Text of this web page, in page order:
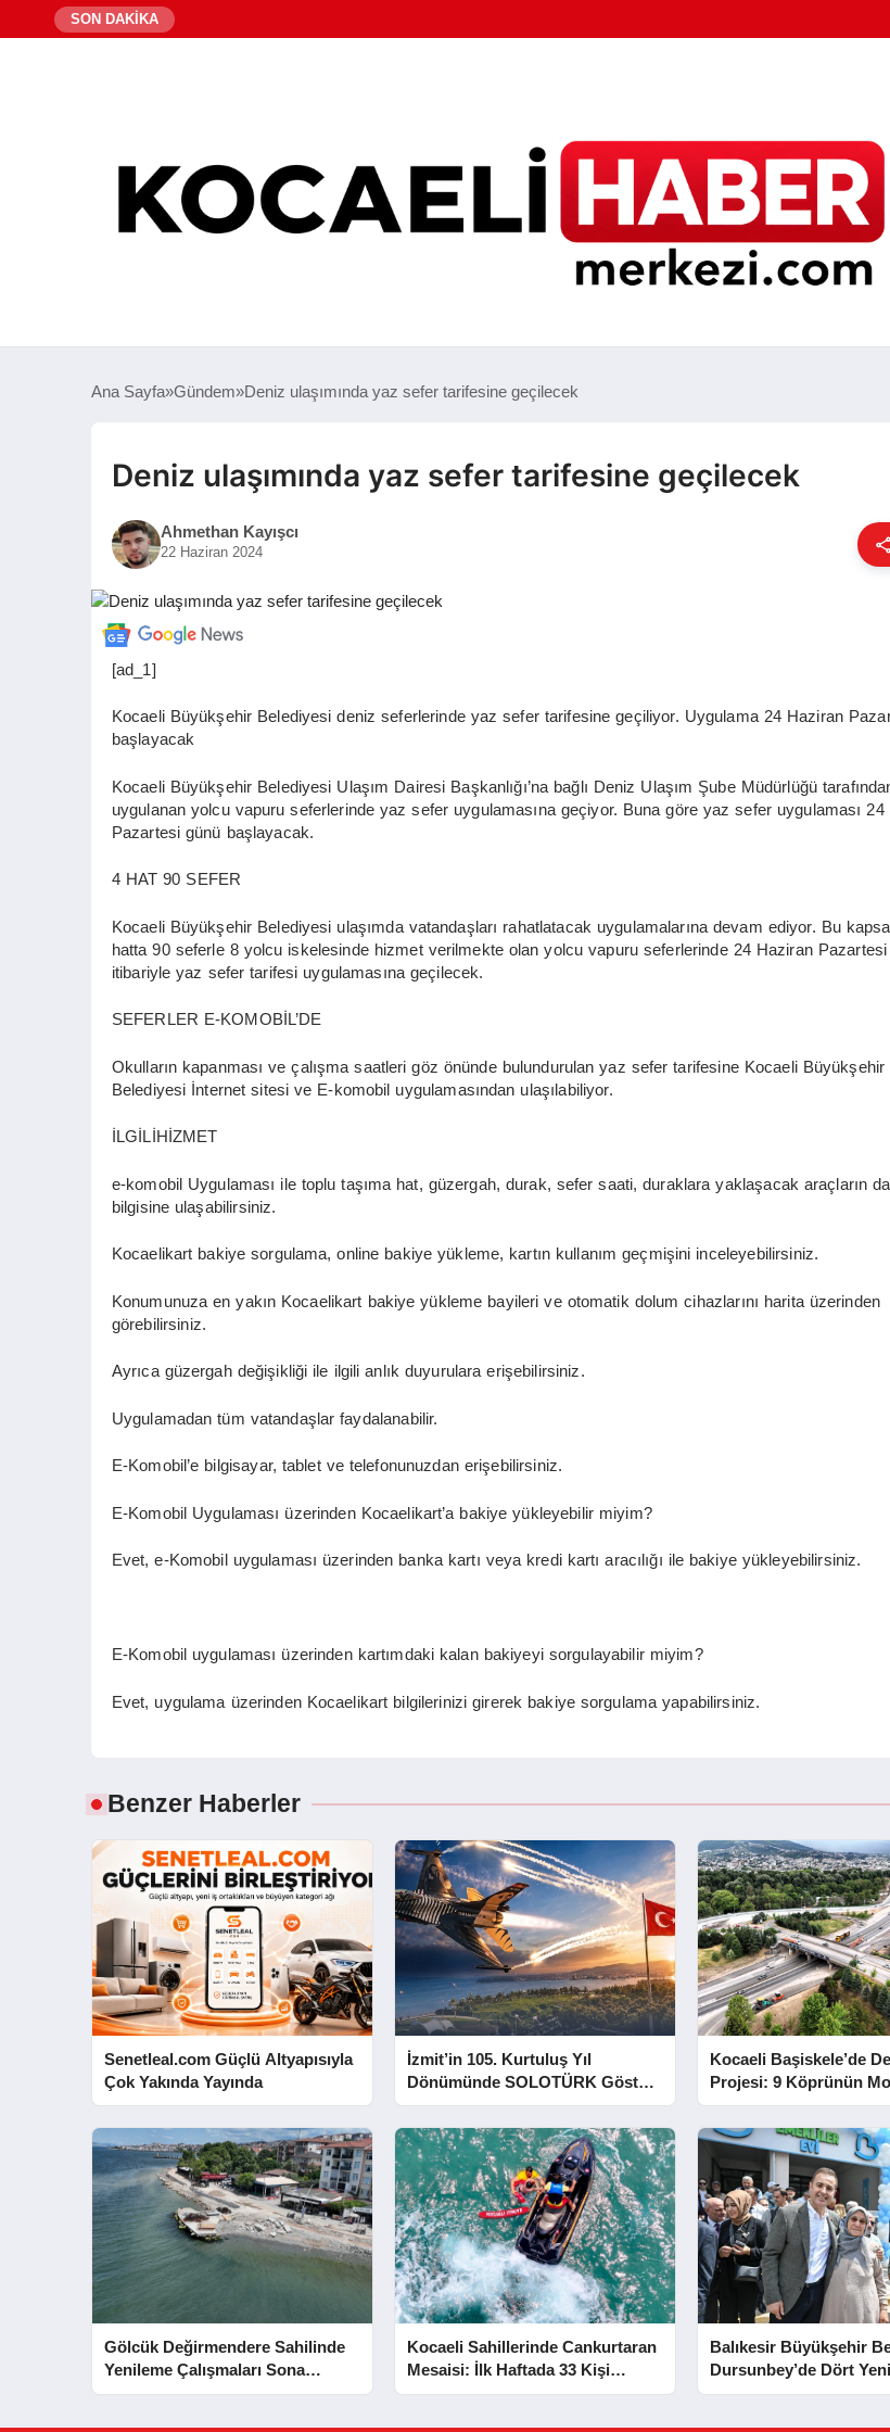
SON DAKİKA
Ana Sayfa Gündem Deniz ulaşımında yaz sefer tarifesine geçilecek
Deniz ulaşımında yaz sefer tarifesine geçilecek
Ahmethan Kayışcı
22 Haziran 2024
[ad_1]
Kocaeli Büyükşehir Belediyesi deniz seferlerinde yaz sefer tarifesine geçiliyor. Uygulama 24 Haziran
başlayacak
Kocaeli Büyükşehir Belediyesi Ulaşım Dairesi Başkanlığı’na bağlı Deniz Ulaşım Şube Müdürlüğü
uygulanan yolcu vapuru seferlerinde yaz sefer uygulamasına geçiyor. Buna göre yaz sefer uygulaması 24
Pazartesi günü başlayacak.
4 HAT 90 SEFER
Kocaeli Büyükşehir Belediyesi ulaşımda vatandaşları rahatlatacak uygulamalarına devam ediyor. Bu
hatta 90 seferle 8 yolcu iskelesinde hizmet verilmekte olan yolcu vapuru seferlerinde 24 Haziran Pazartesi
itibariyle yaz sefer tarifesi uygulamasına geçilecek.
SEFERLER E-KOMOBİL’DE
Okulların kapanması ve çalışma saatleri göz önünde bulundurulan yaz sefer tarifesine Kocaeli Büyükşehir
Belediyesi İnternet sitesi ve E-komobil uygulamasından ulaşılabiliyor.
İLGİLİHİZMET
e-komobil Uygulaması ile toplu taşıma hat, güzergah, durak, sefer saati, duraklara yaklaşacak araçların
bilgisine ulaşabilirsiniz.
Kocaelikart bakiye sorgulama, online bakiye yükleme, kartın kullanım geçmişini inceleyebilirsiniz.
Konumunuza en yakın Kocaelikart bakiye yükleme bayileri ve otomatik dolum cihazlarını harita üzerinden
görebilirsiniz.
Ayrıca güzergah değişikliği ile ilgili anlık duyurulara erişebilirsiniz.
Uygulamadan tüm vatandaşlar faydalanabilir.
E-Komobil’e bilgisayar, tablet ve telefonunuzdan erişebilirsiniz.
E-Komobil Uygulaması üzerinden Kocaelikart’a bakiye yükleyebilir miyim?
Evet, e-Komobil uygulaması üzerinden banka kartı veya kredi kartı aracılığı ile bakiye yükleyebilirsiniz.
E-Komobil uygulaması üzerinden kartımdaki kalan bakiyeyi sorgulayabilir miyim?
Evet, uygulama üzerinden Kocaelikart bilgilerinizi girerek bakiye sorgulama yapabilirsiniz.
Benzer Haberler
Senetleal.com Güçlü Altyapısıyla
Çok Yakında Yayında
İzmit’in 105. Kurtuluş Yıl
Dönümünde SOLOTÜRK Gösteri
Yapacak
Kocaeli Başiskele’de
Projesi: 9 Köprünün
Tamamlandı
Gölcük Değirmendere Sahilinde
Yenileme Çalışmaları Sona
Yaklaştı
Kocaeli Sahillerinde Cankurtaran
Mesaisi: İlk Haftada 33 Kişi
Kurtarıldı
Balıkesir Büyükşehir
Dursunbey’de Dört
Hizmete Açtı